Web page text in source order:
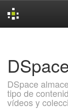
DSpace
tipo de
vídeos y